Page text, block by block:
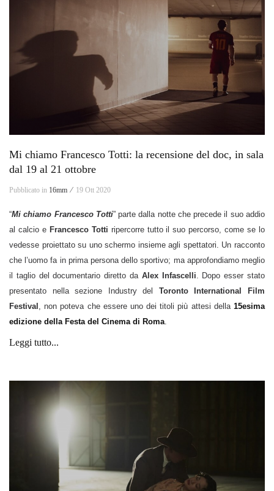
Mi chiamo Francesco Totti: la recensione del doc, in sala
dal 19 al 21 ottobre
Pubblicato in 16mm ⁄ 19 Ott 2020
“Mi chiamo Francesco Totti” parte dalla notte che precede il suo addio
al calcio eFrancesco Totti ripercorre tutto il suo percorso, come se lo
vedesse proiettato su uno schermo insieme agli spettatori. Un racconto
che l’uomo fa in prima persona dello sportivo; ma approfondiamo meglio
il taglio del documentario diretto da Alex Infascelli. Dopo esser stato
presentato nella sezione Industry del Toronto International Film
Festival , non poteva che essere uno dei titoli più attesi della 15esima
edizione della Festa del Cinema di Roma.
Leggi tutto...